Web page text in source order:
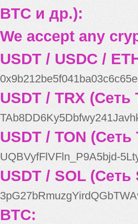
BTC и др.):
We accept any
USDT / USDC /
USDT / TRX (Сеть
USDT / TON (Сеть
UQBVyfFlVFln_P9A5bjd-
USDT / SOL (Сеть
BTC: